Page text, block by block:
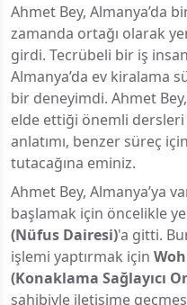
Ahmet Bey, Almanya’da
zamanda ortağı olarak
girdi. Tecrübeli bir iş
Almanya’da ev kiralama
bir deneyimdi. Ahmet
elde ettiği önemli dersleri
anlatımı, benzer süreç
tutacağına eminiz.
Ahmet Bey, Almanya’ya
başlamak için öncelikle
(Nüfus Dairesi)'a gitti.
işlemi yaptırmak için
(Konaklama Sağlayıcı
sahibiyle iletişime